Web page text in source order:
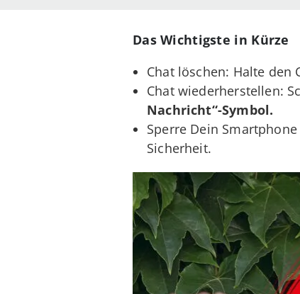
Das Wichtigste in Kürze
Chat löschen: Halte
Chat wiederherstellen:
Nachricht“-Symbol.
Sperre Dein
Sicherheit.